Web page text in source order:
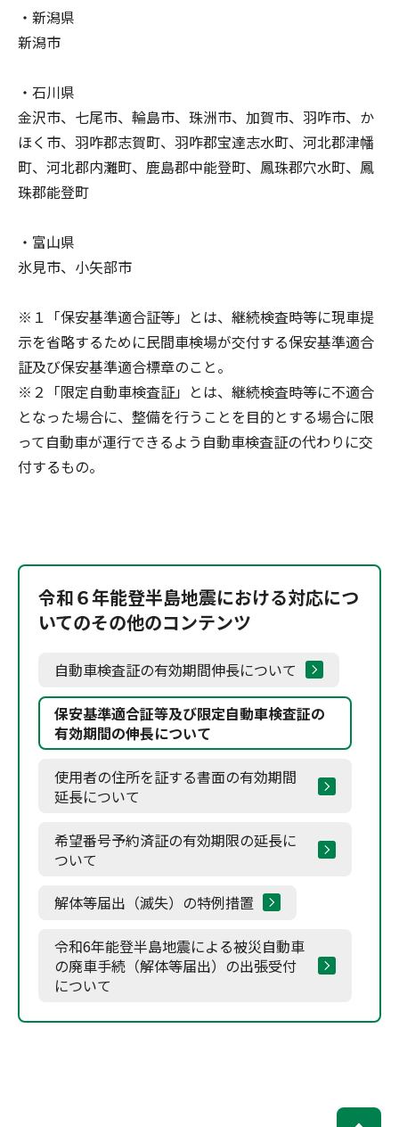
・新潟県
新潟市
・石川県
金沢市、七尾市、輪島市、珠洲市、加賀市、羽咋市、か
ほく市、羽咋郡志賀町、羽咋郡宝達志水町、河北郡津幡
町、河北郡内灘町、鹿島郡中能登町、鳳珠郡穴水町、鳳
珠郡能登町
・富山県
氷見市、小矢部市
※１「保安基準適合証等」とは、継続検査時等に現車提
示を省略するために民間車検場が交付する保安基準適合
証及び保安基準適合標章のこと。
※２「限定自動車検査証」とは、継続検査時等に不適合
となった場合に、整備を行うことを目的とする場合に限
って自動車が運行できるよう自動車検査証の代わりに交
付するもの。
令和６年能登半島地震における対応につ
いてのその他のコンテンツ
自動車検査証の有効期間伸長について
保安基準適合証等及び限定自動車検査証の
有効期間の伸長について
使用者の住所を証する書面の有効期間
延長について
希望番号予約済証の有効期限の延長に
ついて
解体等届出（滅失）の特例措置
令和6年能登半島地震による被災自動車
の廃車手続（解体等届出）の出張受付
について